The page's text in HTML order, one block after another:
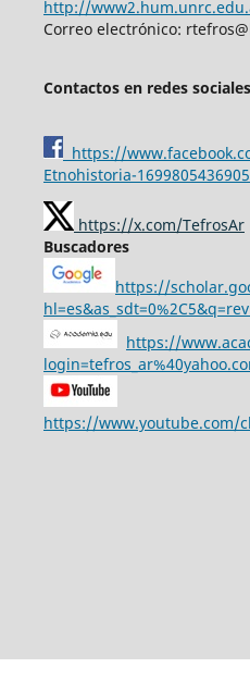
http://
Correo electrónico:
Contactos en redes sociales
https://
Etnohistoria-
https://x.com/TefrosAr
Buscadores
https://
https://
https://www.youtube.com/